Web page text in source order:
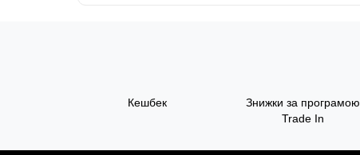
Кешбек
Знижки за програмою
Trade In